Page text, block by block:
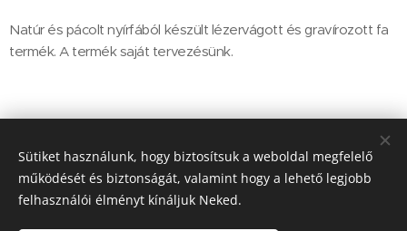
Natúr és pácolt nyírfából készült lézervágott és gravírozott fa
termék. A termék saját tervezésünk.
2113 Erdőkertes Petőfi S. utca 29.
Sütiket használunk, hogy biztosítsuk a weboldal megfelelő
működését és biztonságát, valamint hogy a lehető legjobb
felhasználói élményt kínáljuk Neked.